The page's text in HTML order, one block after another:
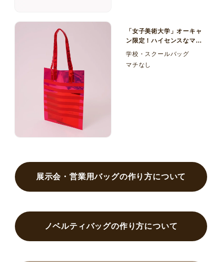
「女子美術大学」オーキャ
ン限定！ハイセンスなマチ
なしオーロラ塩ビ
ンパスノベルティバッグ
学校・スクールバッグ
マチなし
展示会・営業用バッグの作り方について
ノベルティバッグの作り方について